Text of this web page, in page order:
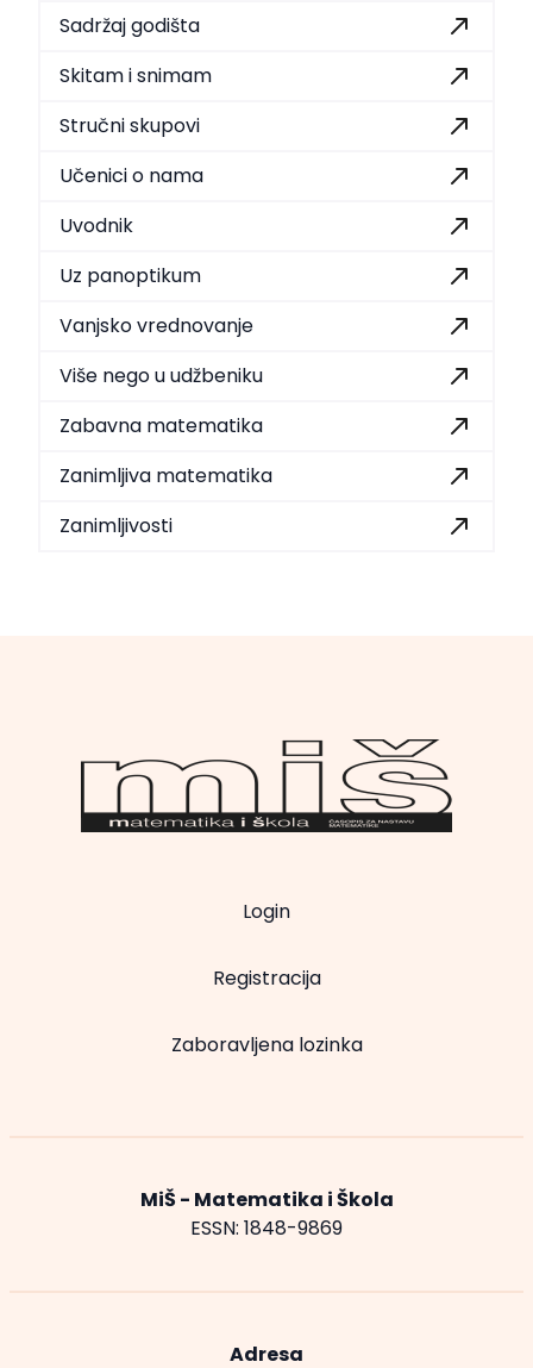
Sadržaj godišta
Skitam i snimam
Stručni skupovi
Učenici o nama
Uvodnik
Uz panoptikum
Vanjsko vrednovanje
Više nego u udžbeniku
Zabavna matematika
Zanimljiva matematika
Zanimljivosti
Login
Registracija
Zaboravljena lozinka
MiŠ - Matematika i Škola
ESSN: 1848-9869
Adresa